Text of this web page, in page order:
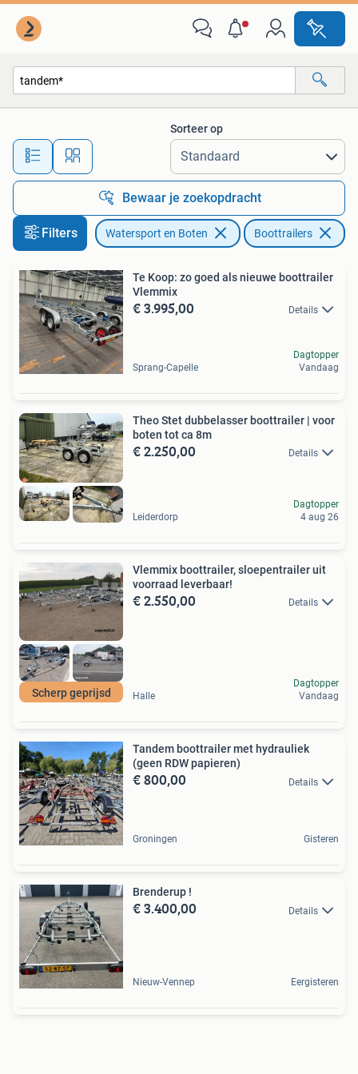
Alle afstanden…
Sorteer op
Bewaar je zoekopdracht
Filters Watersport en Boten Boottrailers
Te Koop: zo goed als nieuwe boottrailer
Vlemmix
€ 3.995,00 Details
Sprang-Capelle
Dagtopper
Vandaag
Theo Stet dubbelasser boottrailer | voor
boten tot ca 8m
€ 2.250,00 Details
Leiderdorp
Dagtopper
4 aug 26
Scherp geprijsd
Vlemmix boottrailer, sloepentrailer uit
voorraad leverbaar!
€ 2.550,00 Details
Halle
Dagtopper
Vandaag
Tandem boottrailer met hydrauliek
(geen RDW papieren)
€ 800,00 Details
Groningen Gisteren
Brenderup !
€ 3.400,00 Details
Nieuw-Vennep Eergisteren